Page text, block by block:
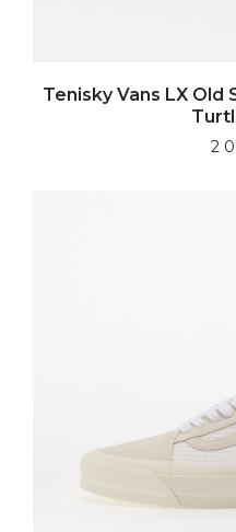
Tenisky Vans LX Old
2